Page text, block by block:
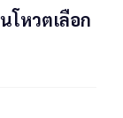
หวตเลือก